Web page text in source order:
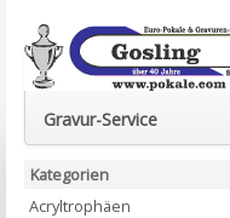
Euro-Pokale & Gravur-
Gravur-Service
Kategorien
Acryltrophäen